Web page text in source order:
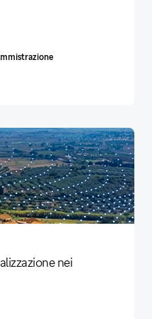
nei